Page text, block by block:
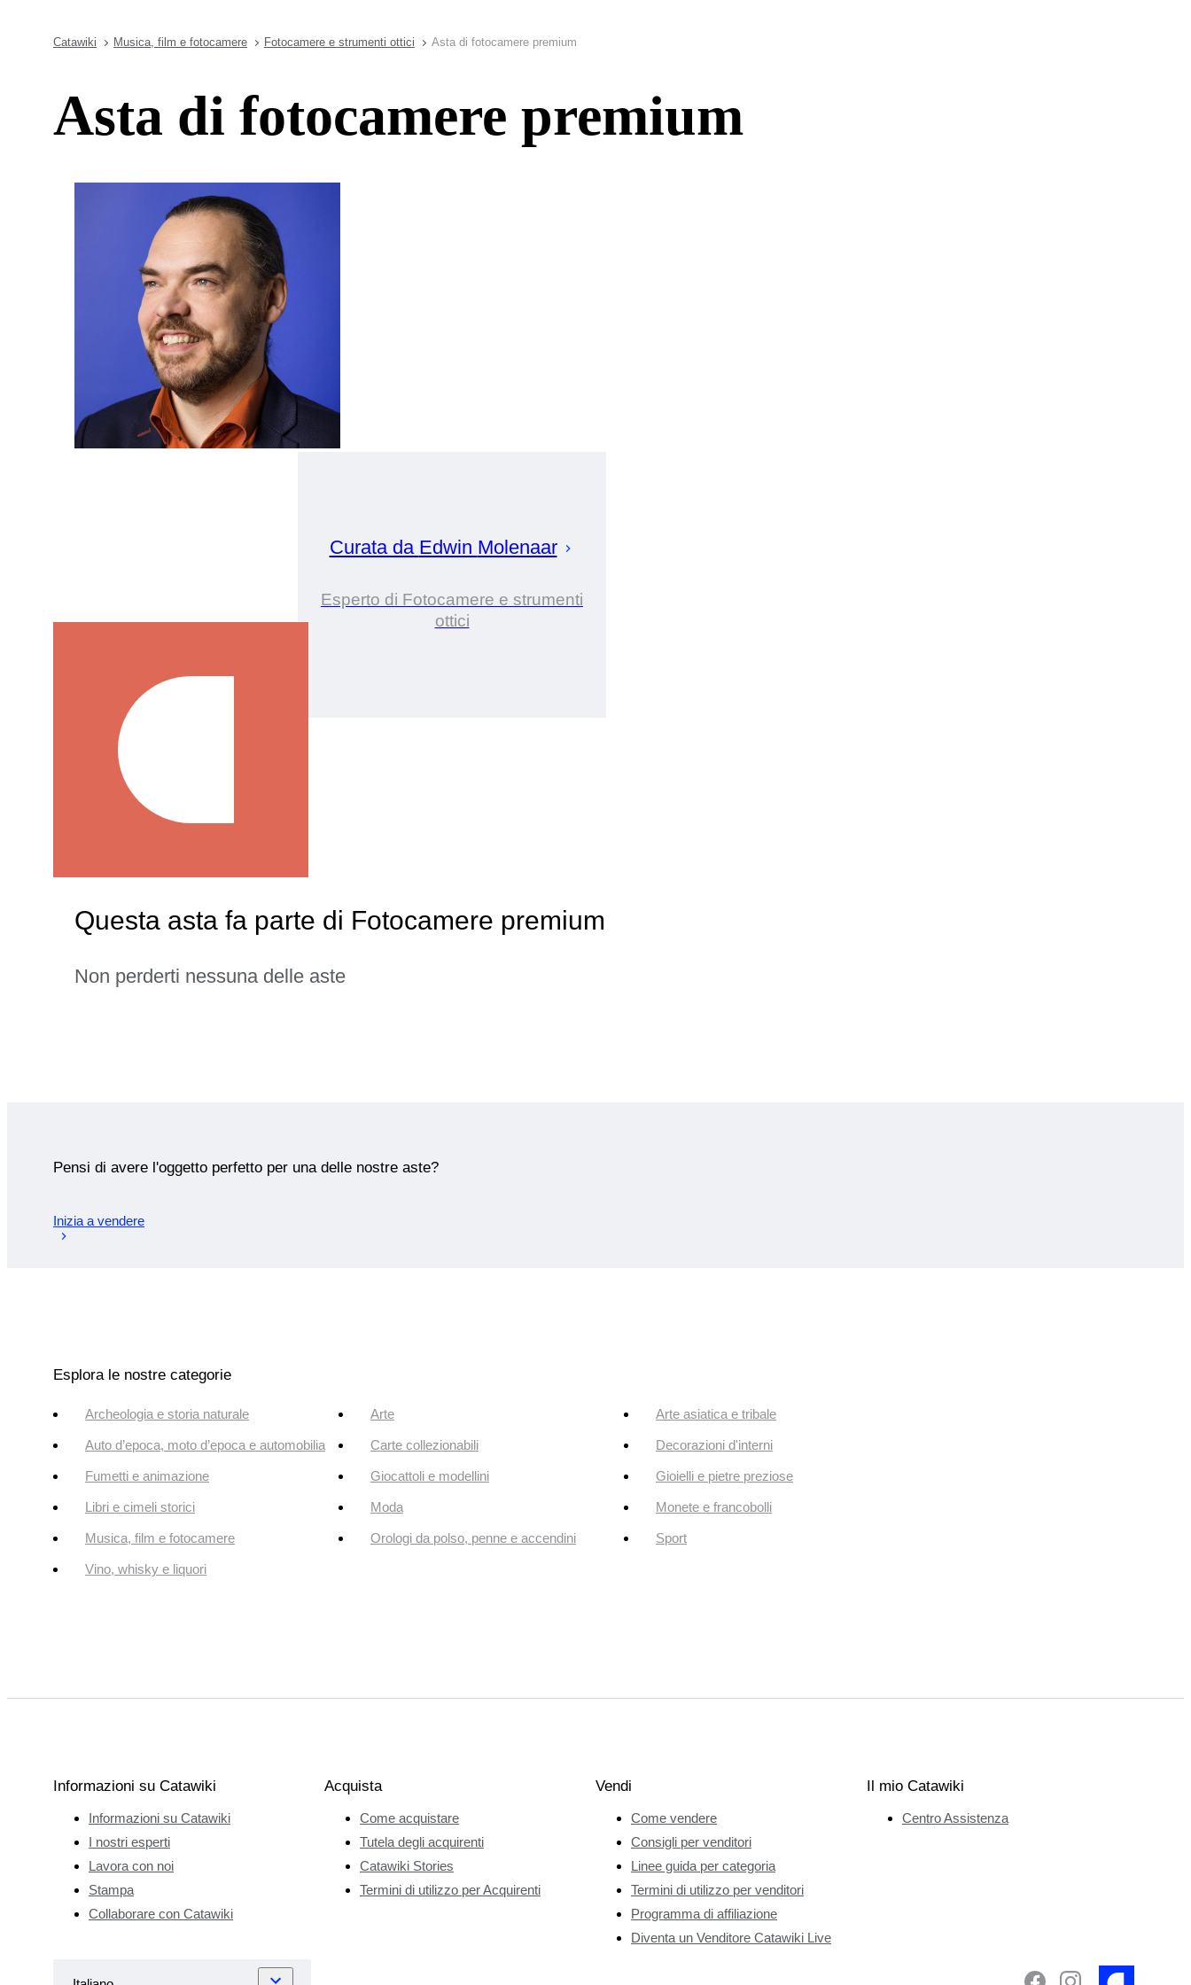
Catawiki Musica, film e fotocamere Fotocamere e strumenti ottici Asta di fotocamere premium
Asta di fotocamere premium
Curata da Edwin Molenaar
Esperto di Fotocamere e strumenti
ottici
Questa asta fa parte di Fotocamere premium
Non perderti nessuna delle aste
Pensi di avere l'oggetto perfetto per una delle nostre aste?
Inizia a vendere
Esplora le nostre categorie
Archeologia e storia naturale Arte Arte asiatica e tribale
Auto d’epoca, moto d’epoca e automobilia Carte collezionabili Decorazioni d'interni
Fumetti e animazione Giocattoli e modellini Gioielli e pietre preziose
Libri e cimeli storici Moda Monete e francobolli
Musica, film e fotocamere Orologi da polso, penne e accendini Sport
Vino, whisky e liquori
Informazioni su Catawiki
Informazioni su Catawiki
I nostri esperti
Lavora con noi
Stampa
Collaborare con Catawiki
Acquista
Come acquistare
Tutela degli acquirenti
Catawiki Stories
Termini di utilizzo per Acquirenti
Vendi
Come vendere
Consigli per venditori
Linee guida per categoria
Termini di utilizzo per venditori
Programma di affiliazione
Diventa un Venditore Catawiki Live
Il mio Catawiki
Centro Assistenza